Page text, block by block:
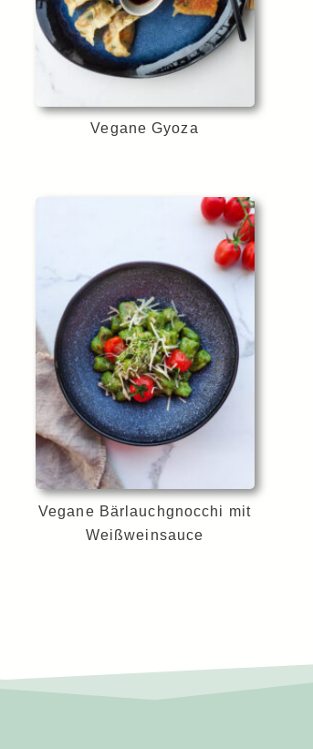
Vegane Gyoza
Vegane Bärlauchgnocchi mit
Weißweinsauce